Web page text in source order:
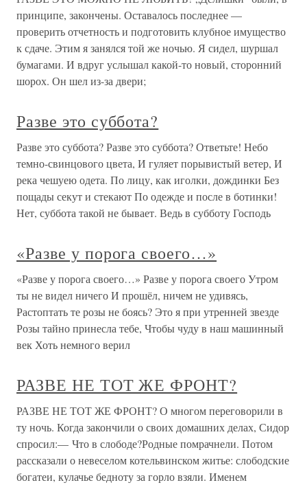
принципе, закончены. Оставалось последнее —
проверить отчетность и подготовить клубное имущество
к сдаче. Этим я занялся той же ночью. Я сидел, шуршал
бумагами. И вдруг услышал какой-то новый, сторонний
шорох. Он шел из-за двери;
Разве это суббота?
Разве это суббота? Разве это суббота? Ответьте! Небо
темно-свинцового цвета, И гуляет порывистый ветер, И
река чешуею одета. По лицу, как иголки, дождинки Без
пощады секут и стекают По одежде и после в ботинки!
Нет, суббота такой не бывает. Ведь в субботу Господь
«Разве у порога своего…»
«Разве у порога своего…» Разве у порога своего Утром
ты не видел ничего И прошёл, ничем не удивясь,
Растоптать те розы не боясь? Это я при утренней звезде
Розы тайно принесла тебе, Чтобы чуду в наш машинный
век Хоть немного верил
РАЗВЕ НЕ ТОТ ЖЕ ФРОНТ?
РАЗВЕ НЕ ТОТ ЖЕ ФРОНТ? О многом переговорили в
ту ночь. Когда закончили о своих домашних делах, Сидор
спросил:— Что в слободе?Родные помрачнели. Потом
рассказали о невеселом котельвинском житье: слободские
богатеи, кулачье бедноту за горло взяли. Именем